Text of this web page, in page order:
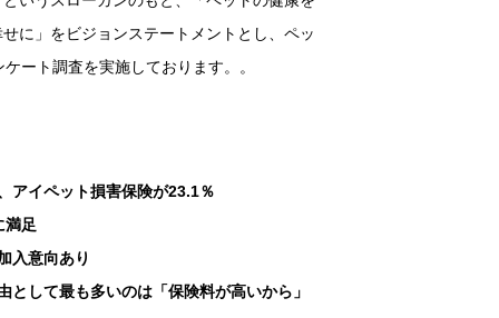
に」をビジョンステートメントとし、ペッ
ート調査を実施しております。。
アイペット損害保険が23.1％
満足
入意向あり
して最も多いのは「保険料が高いから」